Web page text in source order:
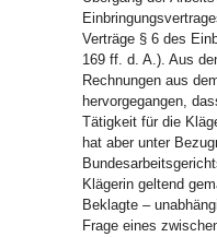
Verträge § 6 des
169 ff. d. A.). Aus
Rechnungen aus
hervorgegangen,
Tätigkeit für die
hat aber unter
Klägerin geltend
Beklagte –
Frage eines